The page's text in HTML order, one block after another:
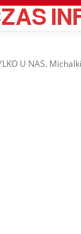
U NAS.